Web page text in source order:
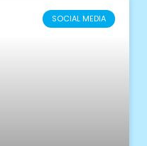
SOCIAL MEDIA